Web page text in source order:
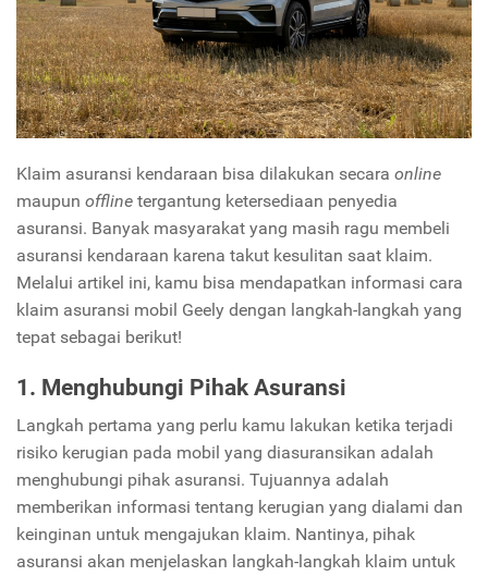
Klaim asuransi kendaraan bisa dilakukan secara online
maupun offline tergantung ketersediaan penyedia
asuransi. Banyak masyarakat yang masih ragu membeli
asuransi kendaraan karena takut kesulitan saat klaim.
Melalui artikel ini, kamu bisa mendapatkan informasi cara
klaim asuransi mobil Geely dengan langkah-langkah yang
tepat sebagai berikut!
1. Menghubungi Pihak Asuransi
Langkah pertama yang perlu kamu lakukan ketika terjadi
risiko kerugian pada mobil yang diasuransikan adalah
menghubungi pihak asuransi. Tujuannya adalah
memberikan informasi tentang kerugian yang dialami dan
keinginan untuk mengajukan klaim. Nantinya, pihak
asuransi akan menjelaskan langkah-langkah klaim untuk